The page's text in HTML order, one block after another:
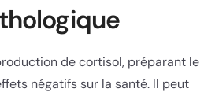
de cortisol, préparant le
négatifs sur la santé. Il peut